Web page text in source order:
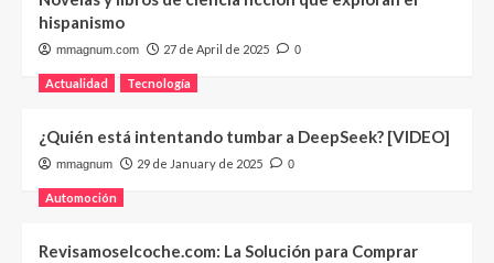
hispanismo
mmagnum.com 27 de April de 2025 0
Actualidad Tecnología
¿Quién está intentando tumbar a DeepSeek? [VIDEO]
mmagnum 29 de January de 2025 0
Automoción
Revisamoselcoche.com: La Solución para Comprar